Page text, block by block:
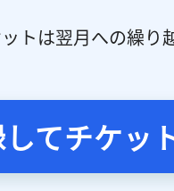
トは翌月への繰り
てチケッ